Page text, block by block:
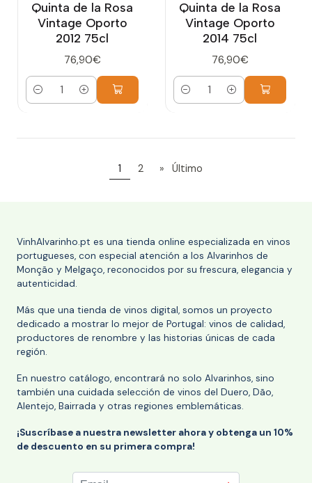
Quinta de la Rosa
Vintage Oporto
2012 75cl
76,90€
Cantidad
Quinta de la Rosa
Vintage Oporto
2014 75cl
76,90€
Cantidad
1 2 » Último
VinhAlvarinho.pt es una tienda online especializada en vinos
portugueses, con especial atención a los Alvarinhos de
Monção y Melgaço, reconocidos por su frescura, elegancia y
autenticidad.
Más que una tienda de vinos digital, somos un proyecto
dedicado a mostrar lo mejor de Portugal: vinos de calidad,
productores de renombre y las historias únicas de cada
región.
En nuestro catálogo, encontrará no solo Alvarinhos, sino
también una cuidada selección de vinos del Duero, Dão,
Alentejo, Bairrada y otras regiones emblemáticas.
¡Suscríbase a nuestra newsletter ahora y obtenga un 10%
de descuento en su primera compra!